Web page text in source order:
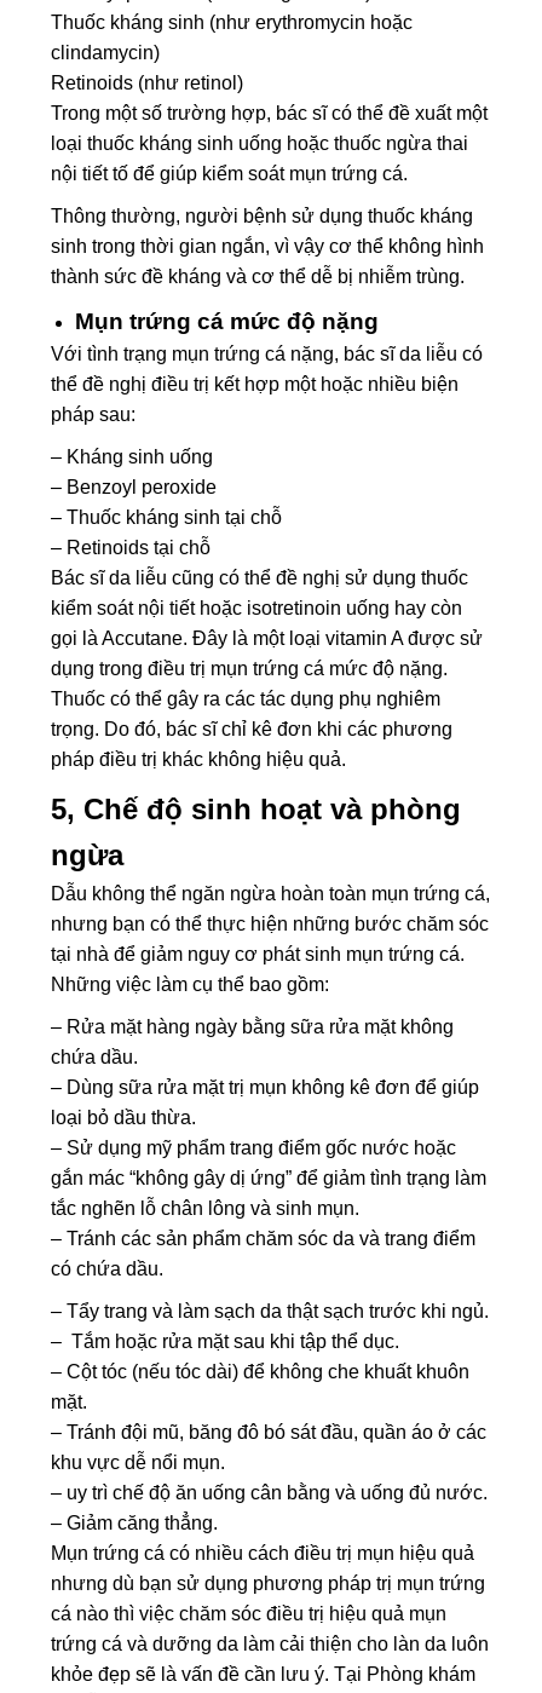
Thuốc kháng sinh (như erythromycin hoặc
clindamycin)
Retinoids (như retinol)
Trong một số trường hợp, bác sĩ có thể đề xuất một
loại thuốc kháng sinh uống hoặc thuốc ngừa thai
nội tiết tố để giúp kiểm soát mụn trứng cá.
Thông thường, người bệnh sử dụng thuốc kháng
sinh trong thời gian ngắn, vì vậy cơ thể không hình
thành sức đề kháng và cơ thể dễ bị nhiễm trùng.
Mụn trứng cá mức độ nặng
Với tình trạng mụn trứng cá nặng, bác sĩ da liễu có
thể đề nghị điều trị kết hợp một hoặc nhiều biện
pháp sau:
– Kháng sinh uống
– Benzoyl peroxide
– Thuốc kháng sinh tại chỗ
– Retinoids tại chỗ
Bác sĩ da liễu cũng có thể đề nghị sử dụng thuốc
kiểm soát nội tiết hoặc isotretinoin uống hay còn
gọi là Accutane. Đây là một loại vitamin A được sử
dụng trong điều trị mụn trứng cá mức độ nặng.
Thuốc có thể gây ra các tác dụng phụ nghiêm
trọng. Do đó, bác sĩ chỉ kê đơn khi các phương
pháp điều trị khác không hiệu quả.
5, Chế độ sinh hoạt và phòng
ngừa
Dẫu không thể ngăn ngừa hoàn toàn mụn trứng cá,
nhưng bạn có thể thực hiện những bước chăm sóc
tại nhà để giảm nguy cơ phát sinh mụn trứng cá.
Những việc làm cụ thể bao gồm:
– Rửa mặt hàng ngày bằng sữa rửa mặt không
chứa dầu.
– Dùng sữa rửa mặt trị mụn không kê đơn để giúp
loại bỏ dầu thừa.
– Sử dụng mỹ phẩm trang điểm gốc nước hoặc
gắn mác “không gây dị ứng” để giảm tình trạng làm
tắc nghẽn lỗ chân lông và sinh mụn.
– Tránh các sản phẩm chăm sóc da và trang điểm
có chứa dầu.
– Tẩy trang và làm sạch da thật sạch trước khi ngủ.
– Tắm hoặc rửa mặt sau khi tập thể dục.
– Cột tóc (nếu tóc dài) để không che khuất khuôn
mặt.
– Tránh đội mũ, băng đô bó sát đầu, quần áo ở các
khu vực dễ nổi mụn.
– uy trì chế độ ăn uống cân bằng và uống đủ nước.
– Giảm căng thẳng.
Mụn trứng cá có nhiều cách điều trị mụn hiệu quả
nhưng dù bạn sử dụng phương pháp trị mụn trứng
cá nào thì việc chăm sóc điều trị hiệu quả mụn
trứng cá và dưỡng da làm cải thiện cho làn da luôn
khỏe đẹp sẽ là vấn đề cần lưu ý. Tại Phòng khám